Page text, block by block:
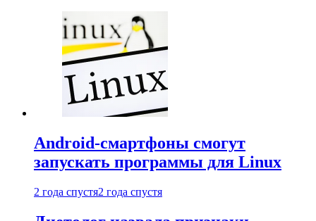
Android-смартфоны смогут
запускать программы для Linux
2 года спустя2 года спустя